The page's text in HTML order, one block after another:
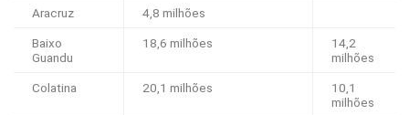
Aracruz 4,8 milhões
Baixo
Guandu
18,6 milhões
14,2
milhões
Colatina 20,1 milhões
10,1
milhões